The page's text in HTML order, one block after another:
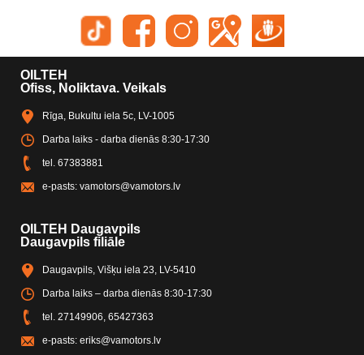
OILTEH
Ofiss, Noliktava. Veikals
Rīga, Bukultu iela 5c, LV-1005
Darba laiks - darba dienās 8:30-17:30
tel. 67383881
e-pasts: vamotors@vamotors.lv
OILTEH Daugavpils
Daugavpils filiāle
Daugavpils, Višķu iela 23, LV-5410
Darba laiks – darba dienās 8:30-17:30
tel. 27149906 65427363
e-pasts: eriks@vamotors.lv